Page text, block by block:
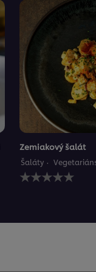
Zemiakový šalát
Šaláty
Pre
túto
žiadne